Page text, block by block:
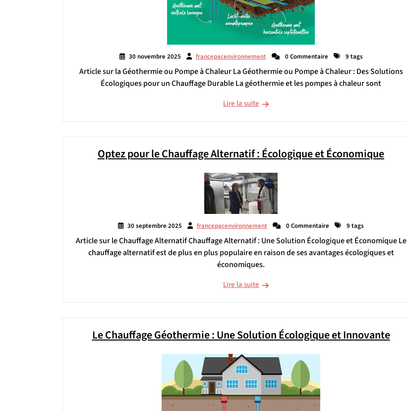
30 novembre 2025 francepacenvironnement 0 Commentaire 9 tags
Article sur la Géothermie ou Pompe à Chaleur La Géothermie ou Pompe à Chaleur : Des Solutions
Écologiques pour un Chauffage Durable La géothermie et les pompes à chaleur sont
Lire la suite
Optez pour le Chauffage Alternatif : Écologique et Économique
30 septembre 2025 francepacenvironnement 0 Commentaire 9 tags
Article sur le Chauffage Alternatif Chauffage Alternatif : Une Solution Écologique et Économique Le
chauffage alternatif est de plus en plus populaire en raison de ses avantages écologiques et
économiques.
Lire la suite
Le Chauffage Géothermie : Une Solution Écologique et Innovante